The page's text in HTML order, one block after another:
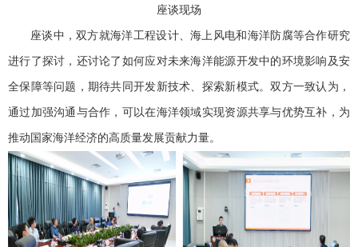
座谈现场
座谈中，双方就海洋工程设计、海上风电和海洋防腐等合作研究
进行了探讨，还讨论了如何应对未来海洋能源开发中的环境影响及安
全保障等问题，期待共同开发新技术、探索新模式。双方一致认为，
通过加强沟通与合作，可以在海洋领域实现资源共享与优势互补，为
推动国家海洋经济的高质量发展贡献力量。